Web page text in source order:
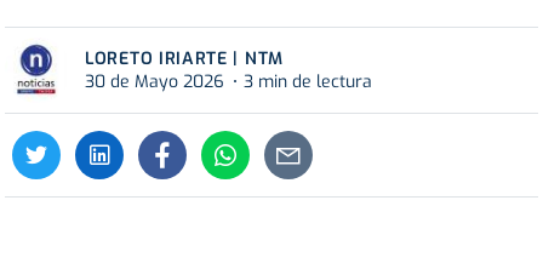
LORETO IRIARTE | NTM
30 de Mayo 2026
3 min de lectura